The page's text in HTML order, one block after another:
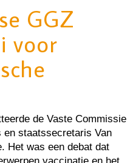
GGZ
voor
de Vaste Commissie
staatssecretaris Van
Het was een debat dat